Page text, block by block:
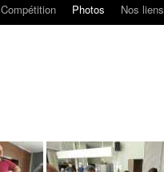
Compétition Photos Nos liens